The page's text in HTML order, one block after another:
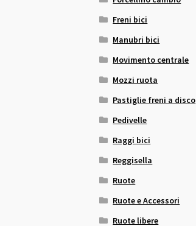
Freni bici
Manubri bici
Movimento centrale
Mozzi ruota
Pastiglie freni a disco
Pedivelle
Raggi bici
Reggisella
Ruote
Ruote e Accessori
Ruote libere